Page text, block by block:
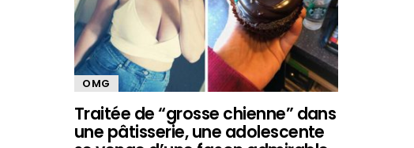
OMG
Traitée de “grosse chienne” dans
une pâtisserie, une adolescente